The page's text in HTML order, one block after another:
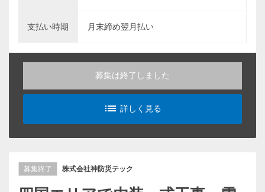
支払い時期 月末締め翌月払い
募集は終了しました
list_alt
詳しく見る
募集終了 株式会社神防災テック